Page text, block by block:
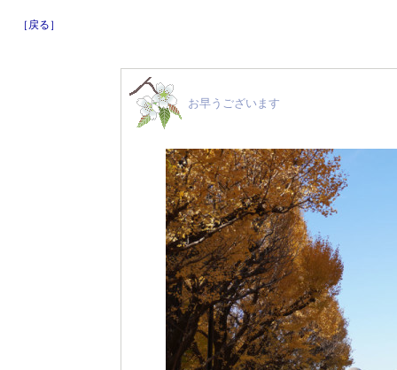
［戻る］
お早うございます